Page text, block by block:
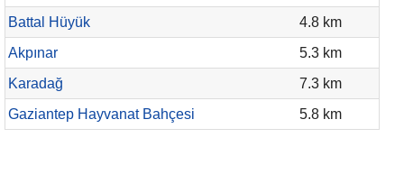
Battal Hüyük
4.8 km
Akpınar
5.3 km
Karadağ
7.3 km
Gaziantep Hayvanat Bahçesi
5.8 km